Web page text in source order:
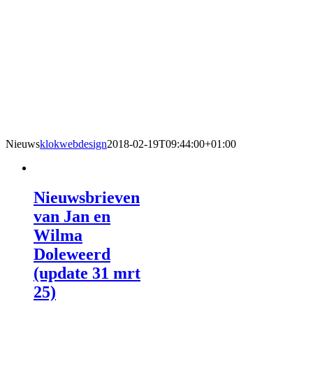
Nieuwsklokwebdesign2018-02-19T09:44:00+01:00
Nieuwsbrieven
van Jan en
Wilma
Doleweerd
(update 31 mrt
25)